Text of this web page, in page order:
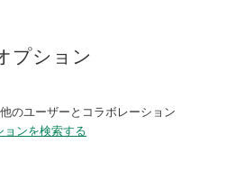
プション
のユーザーとコラボレーション
ンを検索する